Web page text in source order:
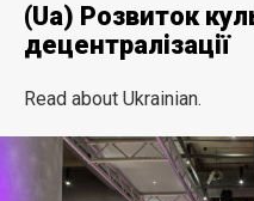
(Ua) Розвиток
децентралізації
Read about Ukrainian.